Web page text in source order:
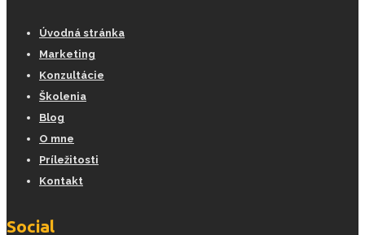
Úvodná stránka
Marketing
Konzultácie
Školenia
Blog
O mne
Príležitosti
Kontakt
Social